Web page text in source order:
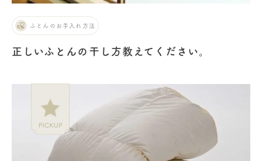
ふとんのお手入れ方法
正しいふとんの干し方教えてください。